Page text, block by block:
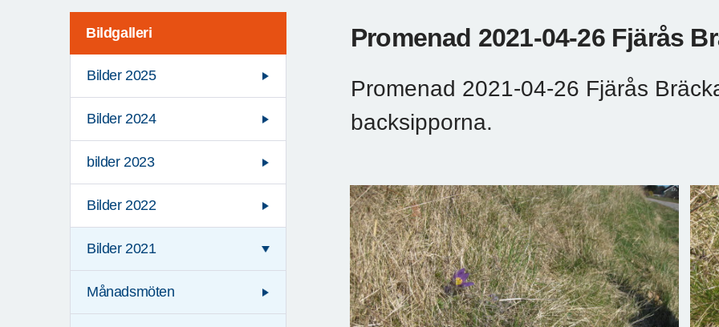
Bildgalleri
Bilder 2025
Bilder 2024
bilder 2023
Bilder 2022
Bilder 2021
Månadsmöten
Promenad 2021-04-26 Fjärås
Promenad 2021-04-26 Fjärås
backsipporna.